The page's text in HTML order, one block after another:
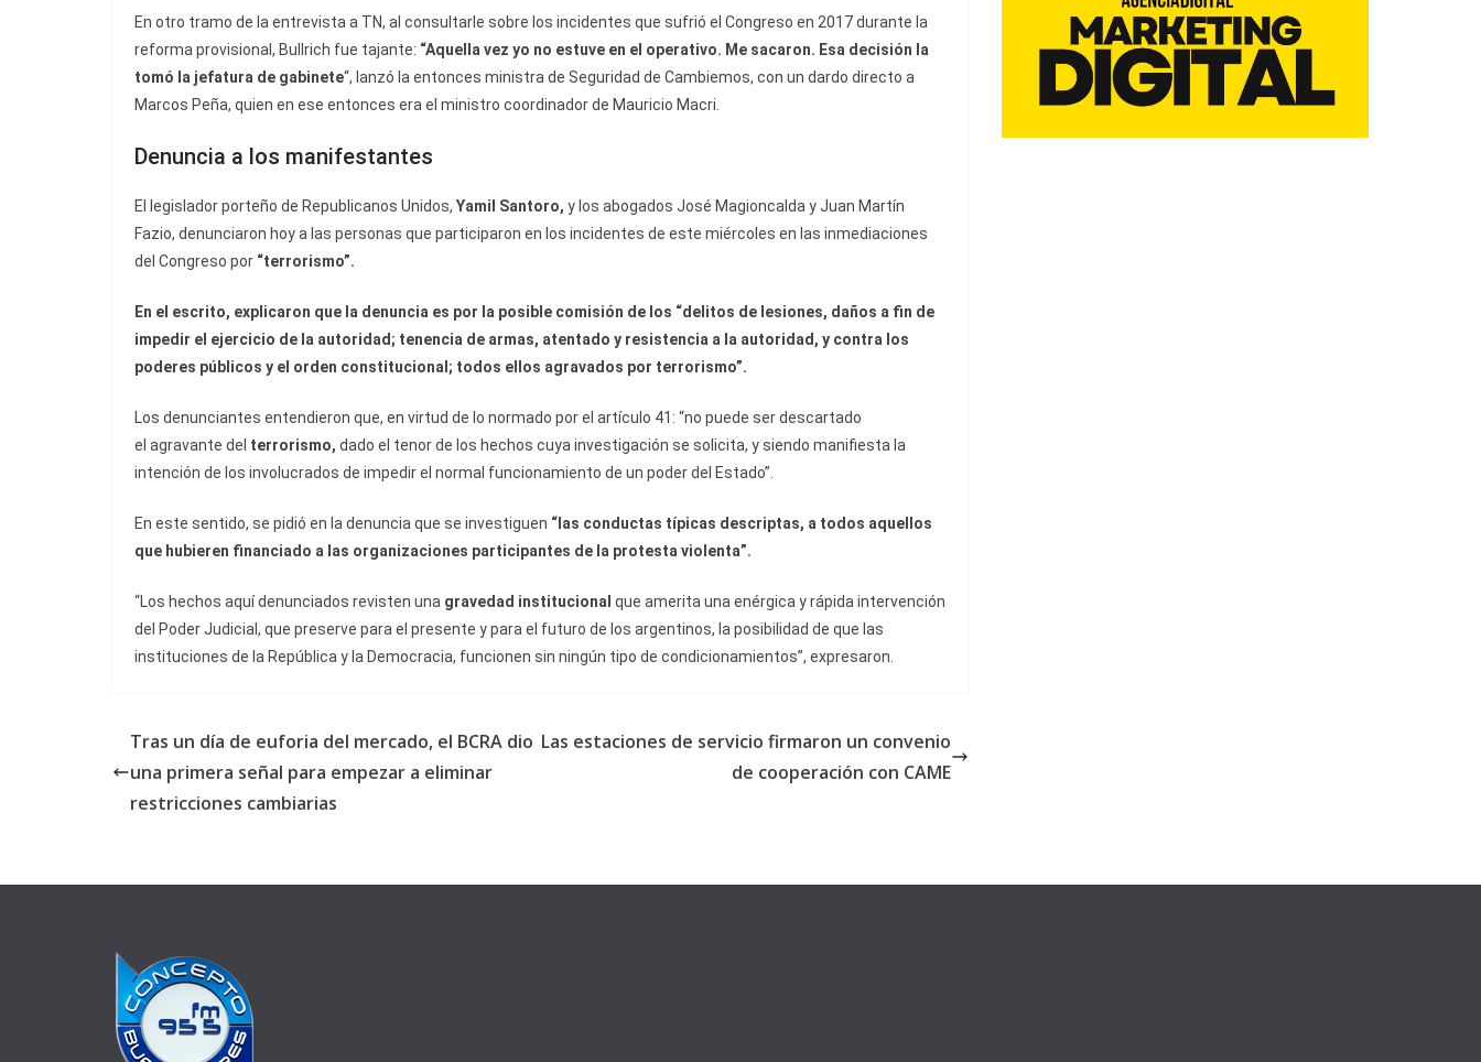
En otro tramo de la entrevista a TN, al consultarle sobre los incidentes que sufrió el Congreso en 2017 durante la
reforma provisional, Bullrich fue tajante: “Aquella vez yo no estuve en el operativo. Me sacaron. Esa decisión la
tomó la jefatura de gabinete“, lanzó la entonces ministra de Seguridad de Cambiemos, con un dardo directo a
Marcos Peña, quien en ese entonces era el ministro coordinador de Mauricio Macri.
Denuncia a los manifestantes
El legislador porteño de Republicanos Unidos, Yamil Santoro, y los abogados José Magioncalda y Juan Martín
Fazio, denunciaron hoy a las personas que participaron en los incidentes de este miércoles en las inmediaciones
del Congreso por “terrorismo”.
En el escrito, explicaron que la denuncia es por la posible comisión de los “delitos de lesiones, daños a fin de
impedir el ejercicio de la autoridad; tenencia de armas, atentado y resistencia a la autoridad, y contra los
poderes públicos y el orden constitucional; todos ellos agravados por terrorismo”.
Los denunciantes entendieron que, en virtud de lo normado por el artículo 41: “no puede ser descartado
el agravante del terrorismo, dado el tenor de los hechos cuya investigación se solicita, y siendo manifiesta la
intención de los involucrados de impedir el normal funcionamiento de un poder del Estado”.
En este sentido, se pidió en la denuncia que se investiguen “las conductas típicas descriptas, a todos aquellos
que hubieren financiado a las organizaciones participantes de la protesta violenta”.
“Los hechos aquí denunciados revisten una gravedad institucional que amerita una enérgica y rápida intervención
del Poder Judicial, que preserve para el presente y para el futuro de los argentinos, la posibilidad de que las
instituciones de la República y la Democracia, funcionen sin ningún tipo de condicionamientos”, expresaron.
Tras un día de euforia del mercado, el BCRA dio
una primera señal para empezar a eliminar
restricciones cambiarias
Las estaciones de servicio firmaron un convenio
de cooperación con CAME